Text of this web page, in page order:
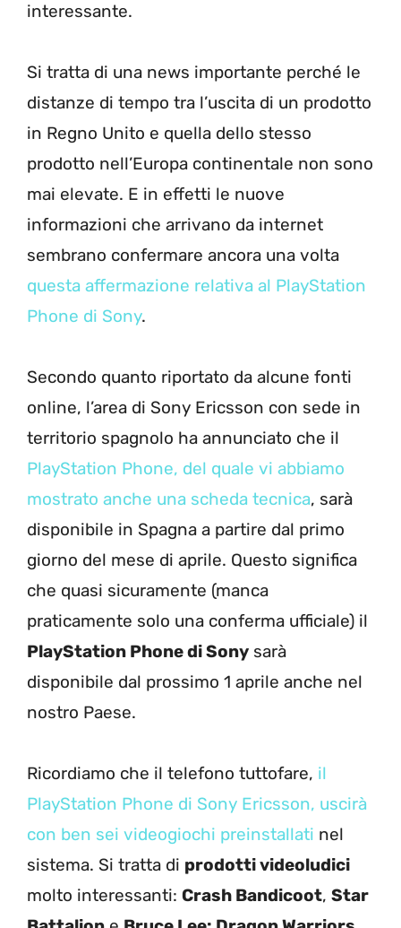
interessante.
Si tratta di una news importante perché le
distanze di tempo tra l’uscita di un prodotto
in Regno Unito e quella dello stesso
prodotto nell’Europa continentale non sono
mai elevate. E in effetti le nuove
informazioni che arrivano da internet
sembrano confermare ancora una volta
questa affermazione relativa al PlayStation
Phone di Sony.
Secondo quanto riportato da alcune fonti
online, l’area di Sony Ericsson con sede in
territorio spagnolo ha annunciato che il
PlayStation Phone, del quale vi abbiamo
mostrato anche una scheda tecnica, sarà
disponibile in Spagna a partire dal primo
giorno del mese di aprile. Questo significa
che quasi sicuramente (manca
praticamente solo una conferma ufficiale) il
PlayStation Phone di Sony sarà
disponibile dal prossimo 1 aprile anche nel
nostro Paese.
Ricordiamo che il telefono tuttofare, il
PlayStation Phone di Sony Ericsson, uscirà
con ben sei videogiochi preinstallati nel
sistema. Si tratta di prodotti videoludici
molto interessanti: Crash Bandicoot, Star